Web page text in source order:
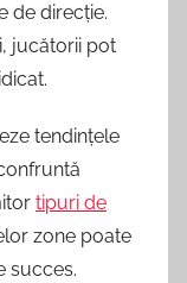
de direcție.
jucătorii pot
tendințele
tipuri de
zone poate
succes.